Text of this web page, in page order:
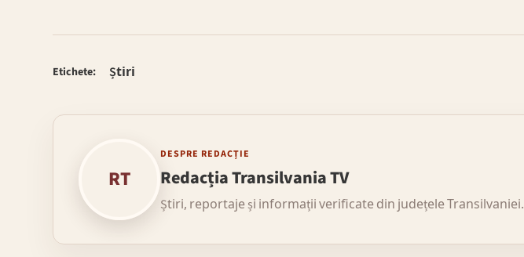
Etichete: Știri
RT
DESPRE REDACȚIE
Redacția Transilvania TV
Știri, reportaje și informații verificate din județele Transilvaniei.